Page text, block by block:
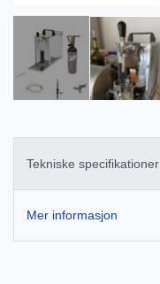
Tekniske specifikationer
Mer informasjon